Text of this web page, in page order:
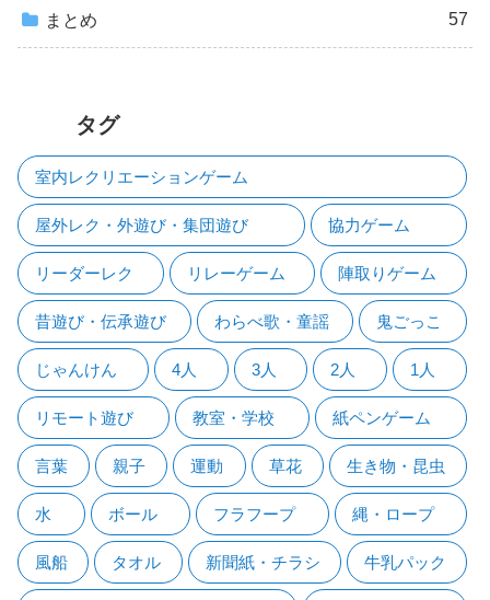
まとめ 57
タグ
室内レクリエーションゲーム
屋外レク・外遊び・集団遊び 協力ゲーム
リーダーレク リレーゲーム 陣取りゲーム
昔遊び・伝承遊び わらべ歌・童謡 鬼ごっこ
じゃんけん 4人 3人 2人 1人
リモート遊び 教室・学校 紙ペンゲーム
言葉 親子 運動 草花 生き物・昆虫
水 ボール フラフープ 縄・ロープ
風船 タオル 新聞紙・チラシ 牛乳パック